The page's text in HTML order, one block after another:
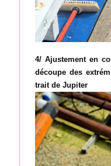
4/ Ajustement en
découpe des
trait de Jupiter